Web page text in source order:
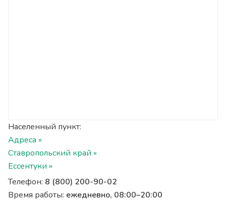
Населенный пункт:
Адреса »
Ставропольский край »
Ессентуки »
Телефон: 8 (800) 200-90-02
Время работы: ежедневно, 08:00–20:00